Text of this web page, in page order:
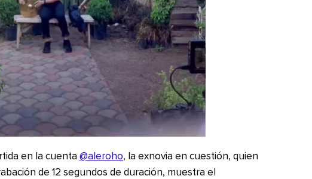
en la cuenta @aleroho, la exnovia en cuestión, quien
de 12 segundos de duración, muestra el